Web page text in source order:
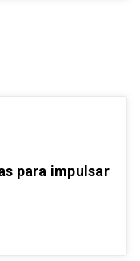
para impulsar